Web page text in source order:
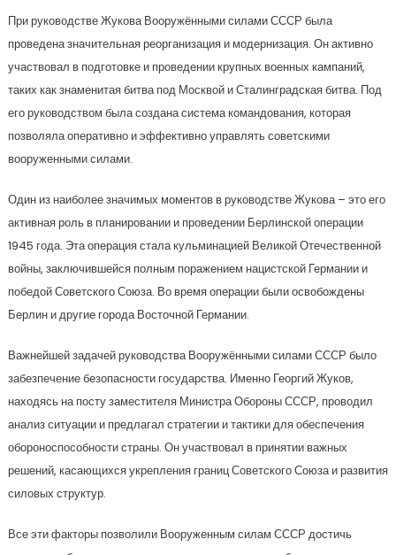
При руководстве Жукова Вооружёнными силами СССР была
проведена значительная реорганизация и модернизация. Он активно
участвовал в подготовке и проведении крупных военных кампаний,
таких как знаменитая битва под Москвой и Сталинградская битва. Под
его руководством была создана система командования, которая
позволяла оперативно и эффективно управлять советскими
вооруженными силами.
Один из наиболее значимых моментов в руководстве Жукова – это его
активная роль в планировании и проведении Берлинской операции
1945 года. Эта операция стала кульминацией Великой Отечественной
войны, заключившейся полным поражением нацистской Германии и
победой Советского Союза. Во время операции были освобождены
Берлин и другие города Восточной Германии.
Важнейшей задачей руководства Вооружёнными силами СССР было
забезпечение безопасности государства. Именно Георгий Жуков,
находясь на посту заместителя Министра Обороны СССР, проводил
анализ ситуации и предлагал стратегии и тактики для обеспечения
обороноспособности страны. Он участвовал в принятии важных
решений, касающихся укрепления границ Советского Союза и развития
силовых структур.
Все эти факторы позволили Вооруженным силам СССР достичь